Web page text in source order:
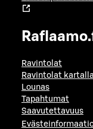
Ravintolat
Ravintolat kartalla
Lounas
Tapahtumat
Saavutettavuus